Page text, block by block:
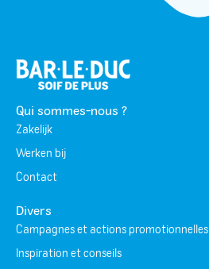
Qui sommes-nous ?
Zakelijk
Werken bij
Contact
Divers
Campagnes et actions promotionnelles
Inspiration et conseils